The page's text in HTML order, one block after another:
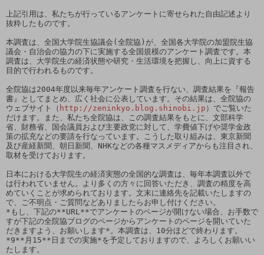
上記引用は、私たちが行っているアンケートに寄せられた自由記述より
抜粋したものです。
本調査は、全国大学院生協議会(全院協)が、全国各大学院の加盟院生協
議会・自治会の協力の下に実施する全国規模のアンケート調査です。本
調査は、大学院生の経済状態や研究・生活環境を把握し、向上に資する
目的で行われるものです。
全院協は2004年度以来毎年アンケート調査を行ない、調査結果を『報告
書』としてまとめ、広く社会に公表しています。その結果は、全院協の
ウェブサイト（ http://zeninkyo.blog.shinobi.jp ）でご覧いた
だけます。また、私たち全院協は、この調査結果をもとに、文部科学
省、財務省、国会議員および主要政党に対して、学費値下げや奨学金政
策の拡充などの要請を行なっています。こうした取り組みは、東京新聞
及び産経新聞、朝日新聞、NHKなどの各種マスメディアからも注目され、
取材を受けております。
日本における大学院生の経済実態の全国的な調査は、毎年本調査以外で
は行われていません。より多くの方々に回答いただき、調査の精度を高
めていくことが求められております。文末に連絡先を記載いたしますの
で、ご不明点・ご質問などありましたらお申し付けください。
*もし、下記の**URL**でアンケートのページが開けない場合、お手数で
すが下記の全院協ブログのページからアンケートのページを開いていた
だきますよう、お願いします*。本調査は、10分ほどで終わります。
*9**月15**日までの実施*を予定しておりますので、よろしくお願いい
たします。